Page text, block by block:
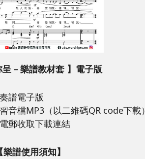
－樂譜教材套 】電子版
譜電子版
音檔MP3（以二維碼QR code下載）
郵收取下載連結
樂譜使用須知】